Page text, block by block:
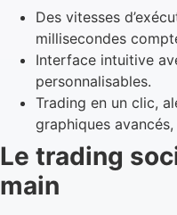
Des vitesses
millisecondes
Interface intuitive
personnalisables.
Trading en un clic,
graphiques
Le trading
main